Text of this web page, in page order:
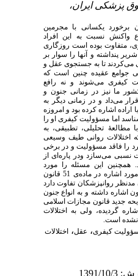
پزشکی ایران،
برخورد یکسانی با مجرمین
واکنش نسبت به این افراد
متفاوت بوده است روزگاری
پنداشته و آنها را سوار بر
می‌کردند تا به جستجوی عقل و
جوامع عقیده چنین است که
کیفری می‌شوند و نه رافع
ما نیز در زمانی جنون و
می‌داد و در زمانی دیگر به
اراده اشاره کرده بود و امروزه
اما مسؤولیت کیفری او را
مطالعۀ تحلیلی، تطبیقی، به
اختلالات روانی طیف وسیعی
را فاقد مسؤولیت و در برخی
نسبی می‌سازد ودر پاره‌ای از
همچنین این مسئله را مورد
بررسی قرار می‌دهد که جنون مورد اشاره در ماده‌ی 51 قانون
روانپزشکان تفاوت دارد
اشاره داشته و به انواع جنون
است. و در ماده 148 لایحه جدید قانون مجازات اسلامی
گردیده، ولی به اختلالات
نشده است.
کیفری، عقل، اختلالات